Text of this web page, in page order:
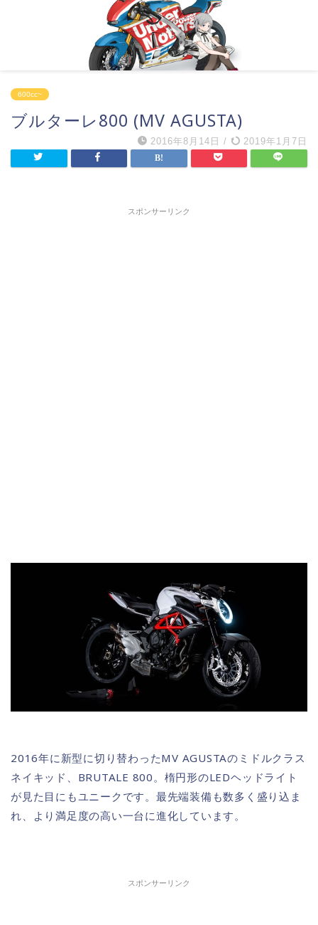
600cc~
ブルターレ800 (MV AGUSTA)
2016年8月14日 / 2019年1月7日
スポンサーリンク
2016年に新型に切り替わったMV AGUSTAのミドルクラス
ネイキッド、BRUTALE 800。楕円形のLEDヘッドライト
が見た目にもユニークです。最先端装備も数多く盛り込ま
れ、より満足度の高い一台に進化しています。
スポンサーリンク